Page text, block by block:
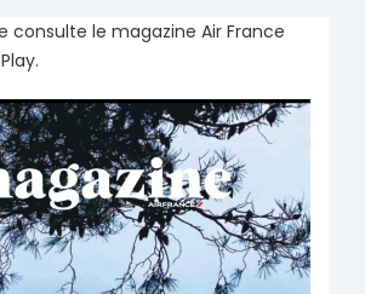
consulte le magazine Air France